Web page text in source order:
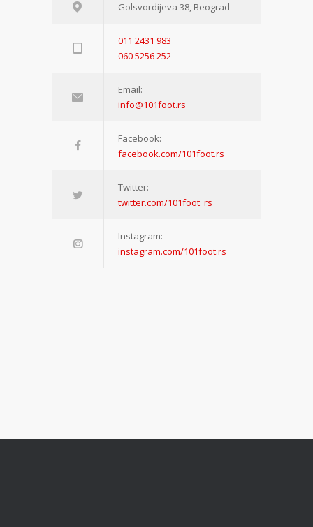
Golsvordijeva 38, Beograd
011 2431 983
060 5256 252
Email:
info@101foot.rs
Facebook:
facebook.com/101foot.rs
Twitter:
twitter.com/101foot_rs
Instagram:
instagram.com/101foot.rs